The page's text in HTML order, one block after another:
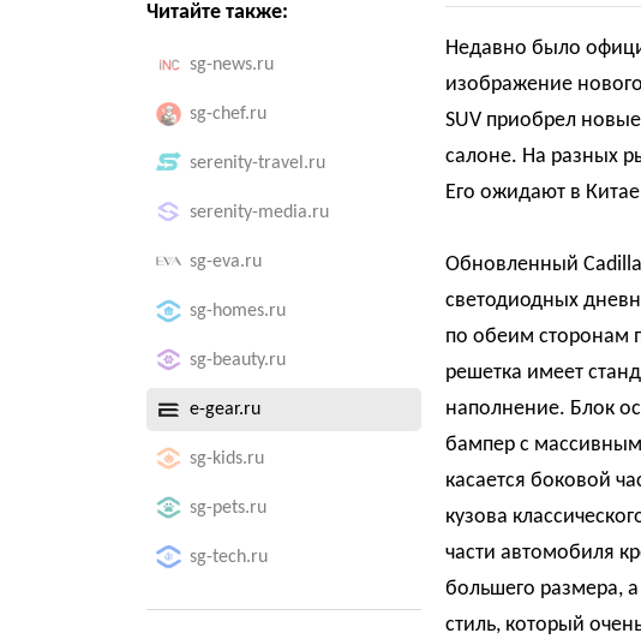
Читайте также:
sg-news.ru
sg-chef.ru
serenity-travel.ru
serenity-media.ru
sg-eva.ru
sg-homes.ru
sg-beauty.ru
e-gear.ru
sg-kids.ru
sg-pets.ru
sg-tech.ru
Недавно было
изображение
SUV приобрел
салоне. На разных
Его ожидают в
Обновленный
светодиодных
по обеим сторонам
решетка имеет
наполнение. Блок
бампер с
касается боковой
кузова
части автомобиля
большего размера,
стиль, который